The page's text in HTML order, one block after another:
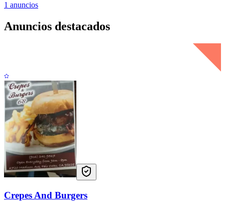
1 anuncios
Anuncios destacados
Crepes And Burgers